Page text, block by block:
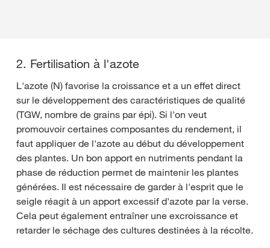
2. Fertilisation à l'azote
L'azote (N) favorise la croissance et a un effet direct
sur le développement des caractéristiques de qualité
(TGW, nombre de grains par épi). Si l'on veut
promouvoir certaines composantes du rendement, il
faut appliquer de l'azote au début du développement
des plantes. Un bon apport en nutriments pendant la
phase de réduction permet de maintenir les plantes
générées. Il est nécessaire de garder à l'esprit que le
seigle réagit à un apport excessif d'azote par la verse.
Cela peut également entraîner une excroissance et
retarder le séchage des cultures destinées à la récolte.